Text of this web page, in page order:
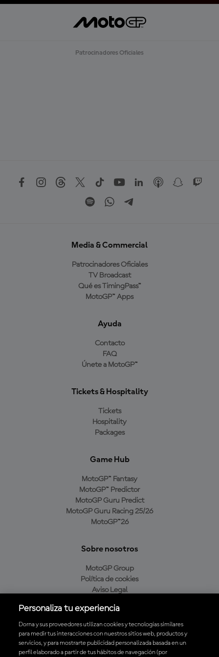
Patrocinadores Oficiales
Media & Commercial
Patrocinadores Oficiales
TV Broadcast
Qué es TimingPass™
MotoGP™ Apps
Ayuda
Contacto
FAQ
Únete a MotoGP™
Tickets & Hospitality
Tickets
Hospitality
Packages
Game Hub
MotoGP™ Fantasy
MotoGP™ Predictor
MotoGP Guru Predict
MotoGP Guru Racing 25/26
MotoGP™26
Sobre nosotros
MotoGP Group
Política de cookies
Aviso Legal
Política de compra
Descarga la aplicación oficial de MotoGP™
Personaliza tu experiencia
Dorna y sus proveedores utilizan cookies y tecnologías similares
para medir tus interacciones con nuestros sitios web, productos y
servicios, y para mostrarte publicidad personalizada basada en un
perfil elaborado a partir de tus hábitos de navegación (por